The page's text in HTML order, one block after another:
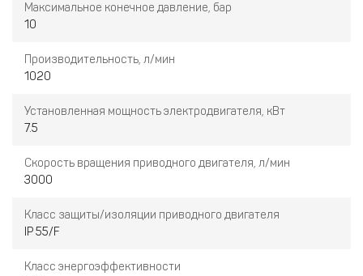
Максимальное конечное давление, бар
10
Производительность, л/мин
1020
Установленная мощность электродвигателя, кВт
7.5
Скорость вращения приводного двигателя, л/мин
3000
Класс защиты/изоляции приводного двигателя
IP 55/F
Класс энергоэффективности